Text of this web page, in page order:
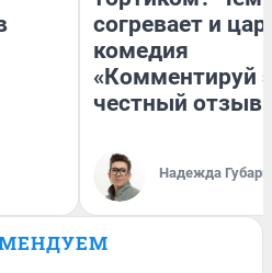
согревает и
комедия
«Комментируй
честный отзыв
Надежда Губарь